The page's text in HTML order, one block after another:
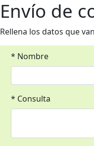
Envío de
Rellena los datos que
* Nombre
* Consulta